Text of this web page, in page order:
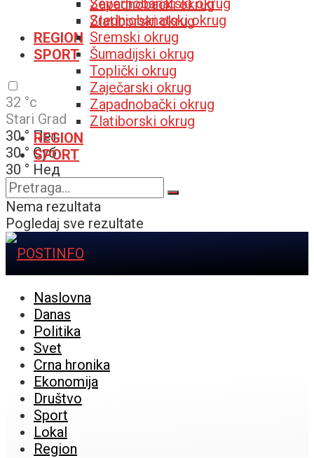
Zapadnobački okrug
Zlatiborski okrug
REGION
SPORT
32 °c
Stari Grad
30 ° Пет
30 ° Суб
30 ° Нед
32 ° Пон
Severnobanatski okrug
Srednjobanatski okrug
Sremski okrug
Šumadijski okrug
Toplički okrug
Zaječarski okrug
Zapadnobački okrug
Zlatiborski okrug
REGION
SPORT
Nema rezultata
Pogledaj sve rezultate
Naslovna
Danas
Politika
Svet
Crna hronika
Ekonomija
Društvo
Sport
Lokal
Region